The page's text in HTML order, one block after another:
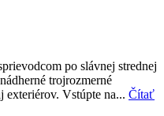
po slávnej strednej
trojrozmerné
Vstúpte na... Čítať